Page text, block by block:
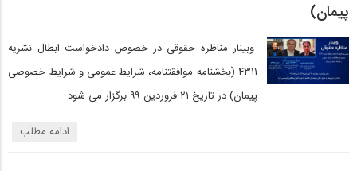
پیمان)
وبینار مناظره حقوقی در خصوص دادخواست ابطال نشریه
۴۳۱۱ (بخشنامه موافقتنامه، شرایط عمومی و شرایط خصوصی
پیمان) در تاریخ ۲۱ فروردین ۹۹ برگزار می شود.
ادامه مطلب